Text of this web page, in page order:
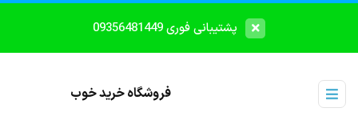
پشتیبانی فوری 09356481449
فروشگاه خرید خوب